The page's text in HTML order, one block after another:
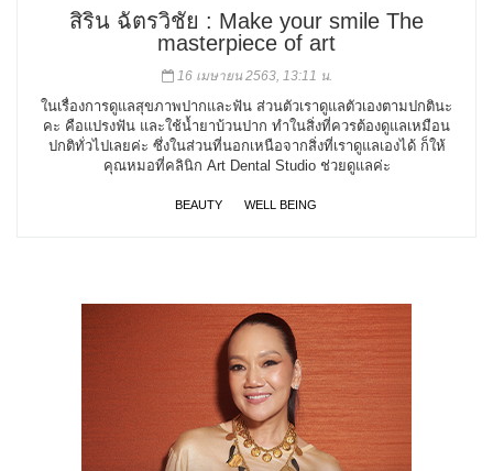
สิริน ฉัตรวิชัย : Make your smile The
masterpiece of art
16 เมษายน 2563, 13:11 น.
ในเรื่องการดูแลสุขภาพปากและฟัน ส่วนตัวเราดูแลตัวเองตามปกตินะ
คะ คือแปรงฟัน และใช้น้ำยาบ้วนปาก ทำในสิ่งที่ควรต้องดูแลเหมือน
ปกติทั่วไปเลยค่ะ ซึ่งในส่วนที่นอกเหนือจากสิ่งที่เราดูแลเองได้ ก็ให้
คุณหมอที่คลินิก Art Dental Studio ช่วยดูแลค่ะ
BEAUTY WELL BEING